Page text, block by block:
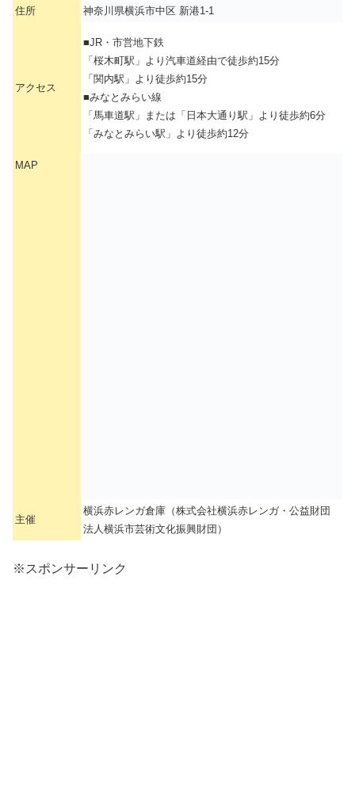
住所
神奈川県横浜市中区 新港1-1
アクセス
■JR・市営地下鉄
「桜木町駅」より汽車道経由で徒歩約15分
「関内駅」より徒歩約15分
■みなとみらい線
「馬車道駅」または「日本大通り駅」より徒歩約6分
「みなとみらい駅」より徒歩約12分
MAP
主催
横浜赤レンガ倉庫（株式会社横浜赤レンガ・公益財団
法人横浜市芸術文化振興財団）
※スポンサーリンク